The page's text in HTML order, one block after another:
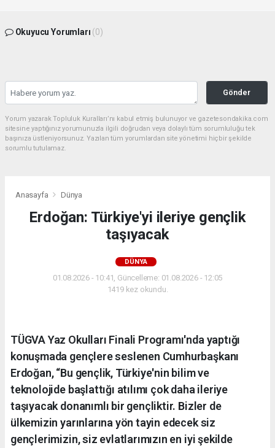
Okuyucu Yorumları (0)
Gönder
Yorum yazarak Topluluk Kuralları’nı kabul etmiş bulunuyor ve gazetesondakika.com
sitesine yaptığınız yorumunuzla ilgili doğrudan veya dolaylı tüm sorumluluğu tek
başınıza üstleniyorsunuz. Yazılan tüm yorumlardan site yönetimi hiçbir şekilde
sorumlu tutulamaz.
Anasayfa Dünya
Erdoğan: Türkiye'yi ileriye gençlik
taşıyacak
DÜNYA
01.08.2026 - 10:41, Güncelleme: 01.08.2026 - 12:05
1419 kez okundu.
TÜGVA Yaz Okulları Finali Programı'nda yaptığı
konuşmada gençlere seslenen Cumhurbaşkanı
Erdoğan, “Bu gençlik, Türkiye'nin bilim ve
teknolojide başlattığı atılımı çok daha ileriye
taşıyacak donanımlı bir gençliktir. Bizler de
ülkemizin yarınlarına yön tayin edecek siz
gençlerimizin, siz evlatlarımızın en iyi şekilde